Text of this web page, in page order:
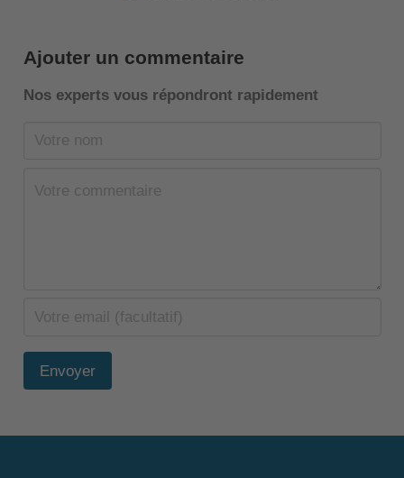
Ajouter un commentaire
Nos experts vous répondront rapidement
Envoyer